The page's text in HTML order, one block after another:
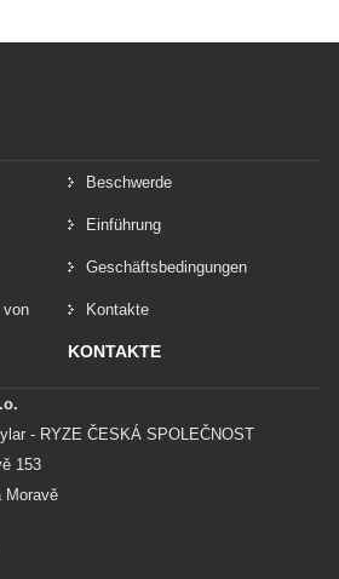
Beschwerde
Einführung
Geschäftsbedingungen
von Kontakte
KONTAKTE
- RYZE ČESKÁ SPOLEČNOST
153
Moravě